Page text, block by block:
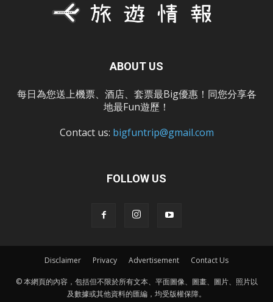
ABOUT US
每日為您送上機票、酒店、套票最Big優惠！同您分享各
地最Fun遊歷！
Contact us: bigfuntrip@gmail.com
FOLLOW US
Disclaimer Privacy Advertisement Contact Us
© 本網頁的內容，包括但不限於所有文本、平面圖像、圖畫、圖片、照片以
及數據或其他資料的匯編，均受版權保障。